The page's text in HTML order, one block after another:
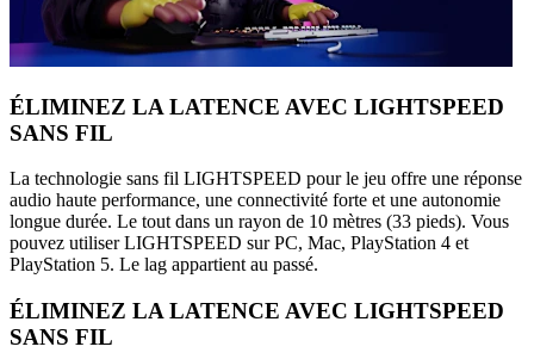
ÉLIMINEZ LA LATENCE AVEC LIGHTSPEED
SANS FIL
La technologie sans fil LIGHTSPEED pour le jeu offre une réponse
audio haute performance, une connectivité forte et une autonomie
longue durée. Le tout dans un rayon de 10 mètres (33 pieds). Vous
pouvez utiliser LIGHTSPEED sur PC, Mac, PlayStation 4 et
PlayStation 5. Le lag appartient au passé.
ÉLIMINEZ LA LATENCE AVEC LIGHTSPEED
SANS FIL